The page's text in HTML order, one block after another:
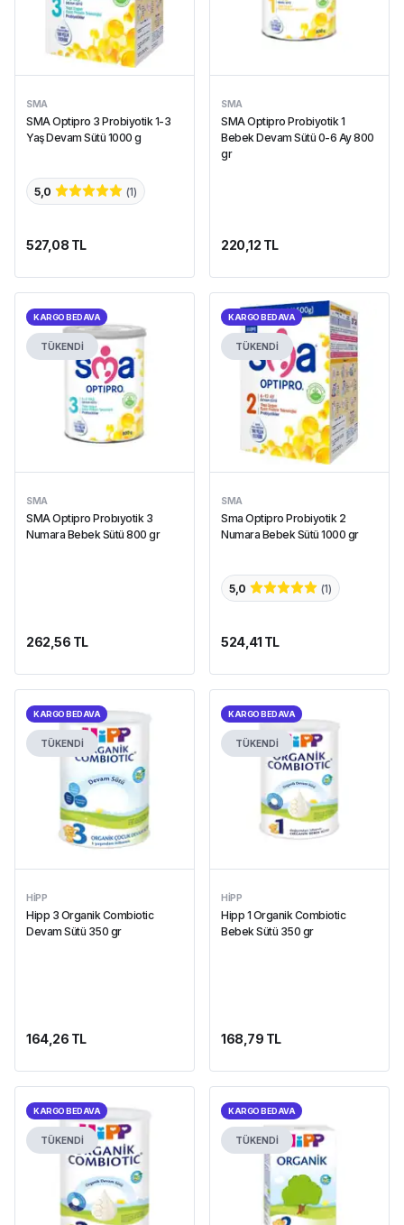
SMA
SMA Optipro 3 Probiyotik 1-3
Yaş Devam Sütü 1000 g
5,0 (1)
527,08 TL
SMA
SMA Optipro Probiyotik 1
Bebek Devam Sütü 0-6 Ay 800
gr
220,12 TL
KARGO BEDAVA
TÜKENDİ
SMA
SMA Optipro Probıyotik 3
Numara Bebek Sütü 800 gr
262,56 TL
KARGO BEDAVA
TÜKENDİ
SMA
Sma Optipro Probiyotik 2
Numara Bebek Sütü 1000 gr
5,0 (1)
524,41 TL
KARGO BEDAVA
TÜKENDİ
HIPP
Hipp 3 Organik Combiotic
Devam Sütü 350 gr
164,26 TL
KARGO BEDAVA
TÜKENDİ
HIPP
Hipp 1 Organik Combiotic
Bebek Sütü 350 gr
168,79 TL
KARGO BEDAVA
TÜKENDİ
KARGO BEDAVA
TÜKENDİ